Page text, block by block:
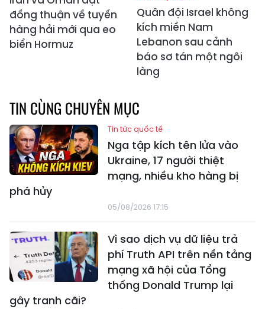
đồng thuận về tuyến
hàng hải mới qua eo
biển Hormuz
Quân đội Israel không
kích miền Nam
Lebanon sau cảnh
báo sơ tán một ngôi
làng
TIN CÙNG CHUYÊN MỤC
Tin tức quốc tế
Nga tập kích tên lửa vào
Ukraine, 17 người thiệt
mạng, nhiều kho hàng bị
phá hủy
05/08/2026 17:15
Vì sao dịch vụ dữ liệu trả
phí Truth API trên nền tảng
mạng xã hội của Tổng
thống Donald Trump lại
gây tranh cãi?